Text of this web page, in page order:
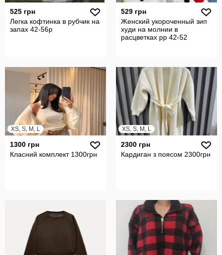
525 грн
Легка кофтинка в рубчик на
запах 42-56р
529 грн
Женский укороченный зип
худи на молнии в
расцветках рр 42-52
XS, S, M, L
1300 грн
Класний комплект 1300грн
XS, S, M, L
2300 грн
Кардиган з поясом 2300грн